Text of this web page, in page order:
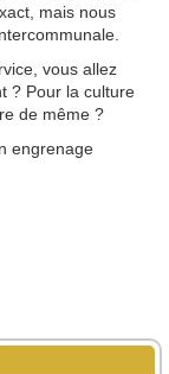
mais nous
vous allez
? Pour la culture
de même ?
engrenage